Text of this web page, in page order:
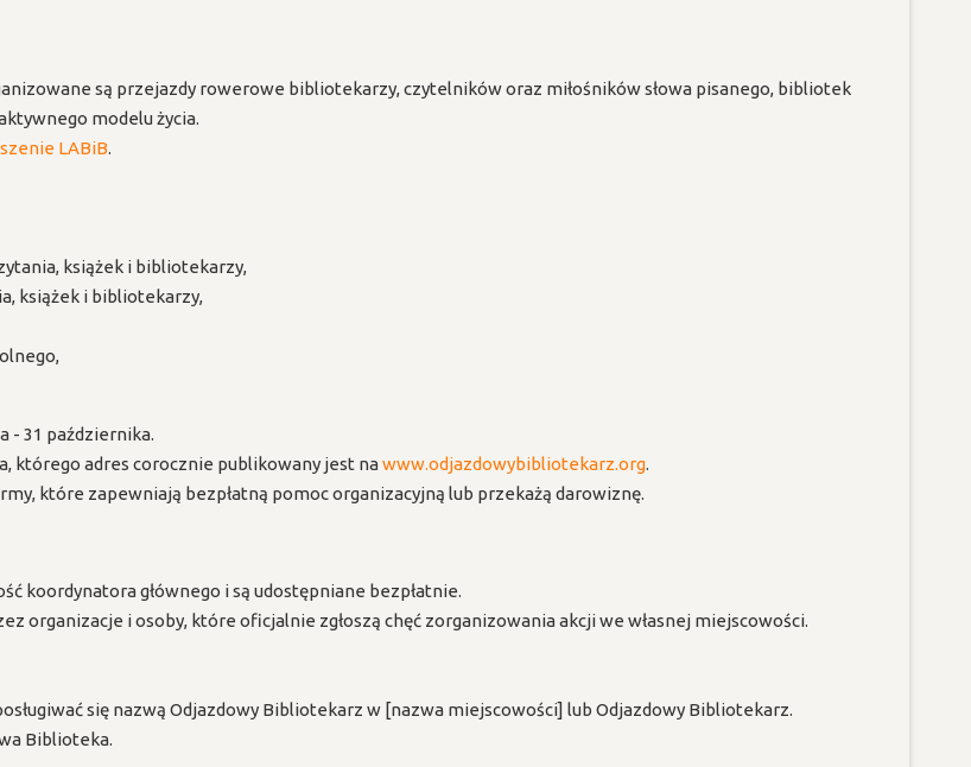
są przejazdy rowerowe bibliotekarzy, czytelników oraz miłośników słowa pisanego, bibliotek
modelu życia.
LABiB.
książek i bibliotekarzy,
książek i bibliotekarzy,
- 31 października.
którego adres corocznie publikowany jest nawww.odjazdowybibliotekarz.org.
które zapewniają bezpłatną pomoc organizacyjną lub przekażą darowiznę.
koordynatora głównego i są udostępniane bezpłatnie.
organizacje i osoby, które oficjalnie zgłoszą chęć zorganizowania akcji we własnej miejscowości.
się nazwą Odjazdowy Bibliotekarz w [nazwa miejscowości] lub Odjazdowy Bibliotekarz.
Biblioteka.